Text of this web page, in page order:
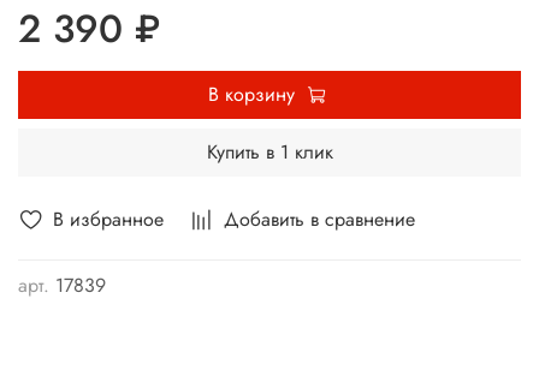
В избранное Добавить в сравнение
арт. 17839
2 390 ₽
В корзину
Купить в 1 клик